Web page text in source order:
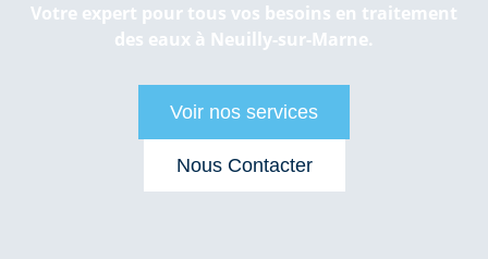
Votre expert pour tous vos besoins en traitement
des eaux à Neuilly-sur-Marne.
Voir nos services
Nous Contacter